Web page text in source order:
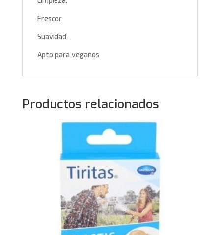
Frescor.
Suavidad.
Apto para veganos
Productos relacionados